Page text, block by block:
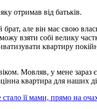
отримав від батьків.
але він має свою
взяти собі велику
квартиру
Мовляв, у мене зараз
квартира для наших
її мами, прямо на